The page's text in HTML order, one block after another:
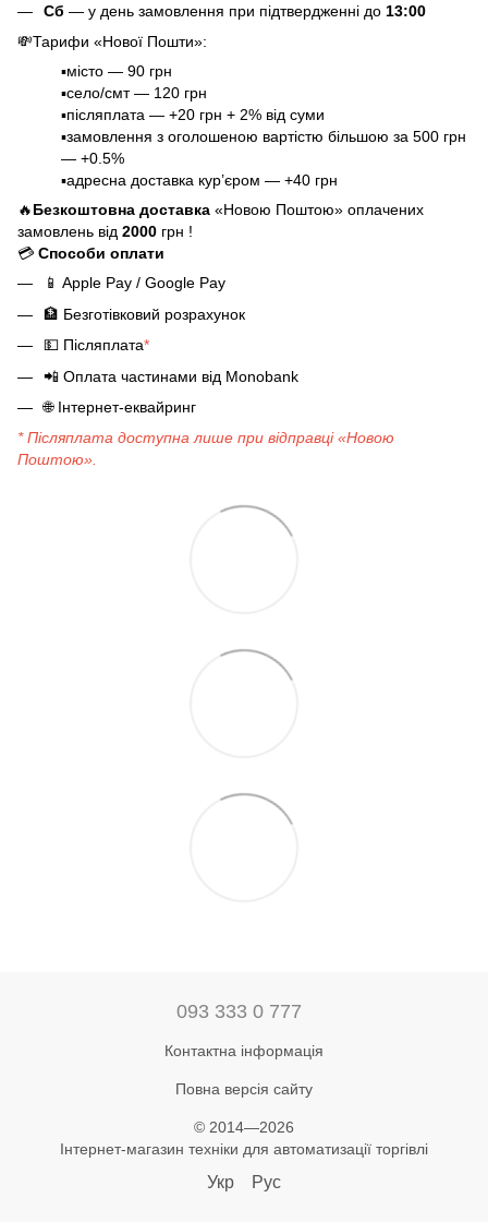
Сб — у день замовлення при підтвердженні до 13:00
💸Тарифи «Нової Пошти»:
▪️місто — 90 грн
▪️село/смт — 120 грн
▪️післяплата — +20 грн + 2% від суми
▪️замовлення з оголошеною вартістю більшою за 500 грн
— +0.5%
▪️адресна доставка кур’єром — +40 грн
🔥Безкоштовна доставка «Новою Поштою» оплачених
замовлень від 2000 грн !
💳 Способи оплати
📱 Apple Pay / Google Pay
🏦 Безготівковий розрахунок
💵 Післяплата*
📲 Оплата частинами від Monobank
🌐Інтернет-еквайринг
* Післяплата доступна лише при відправці «Новою
Поштою».
093 333 0 777
Контактна інформація
Повна версія сайту
© 2014—2026
Інтернет-магазин техніки для автоматизації торгівлі
Укр Рус